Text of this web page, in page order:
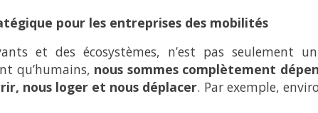
pour les entreprises des mobilités
et des écosystèmes, n’est pas seulement
qu’humains, nous sommes complètement
nous loger et nous déplacer. Par exemple,